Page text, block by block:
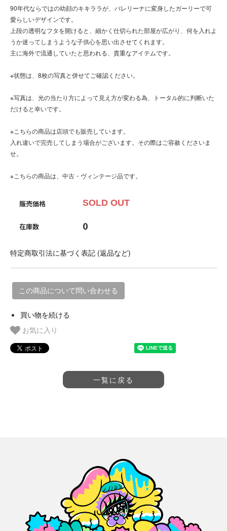
90年代ならではの幼顔のキキララが、バレリーナに変身したガーリーで可
愛らしいデザインです。
上段の透明なフタを開けると、細かく仕切られた部屋が広がり、何を入れよ
うか迷ってしまうような子供心を思い出させてくれます。
主に海外で流通していたと思われる、貴重なアイテムです。
※状態は、8枚の写真と併せてご確認ください。
※写真は、光の当たり方によって見え方が変わる為、トータル的に判断いた
だけると幸いです。
※こちらの商品は店頭でも販売しています。
入れ違いで完売してしまう場合がございます。その際はご容赦くださいま
せ。
※こちらの商品は、中古・ヴィンテージ品です。
販売価格 SOLD OUT
在庫数 0
特定商取引法に基づく表記 (返品など)
この商品について問い合わせる
買い物を続ける
お気に入り
一覧に戻る